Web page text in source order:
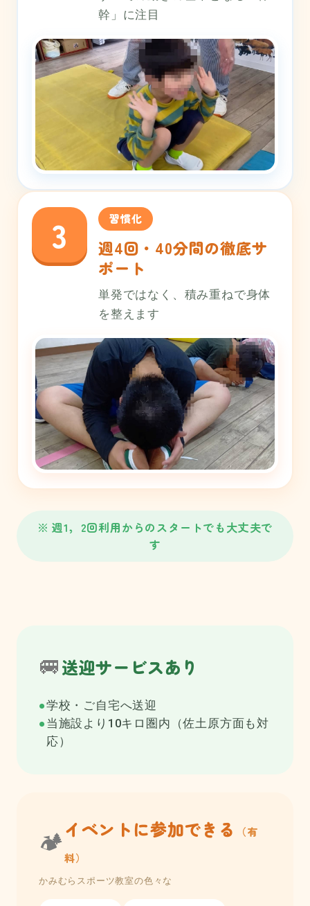
幹」に注目
3 習慣化
週4回・40分間の徹底サ
ポート
単発ではなく、積み重ねで身体
を整えます
※ 週1，2回利用からのスタートでも大丈夫で
す
🚐送迎サービスあり
●学校・ご自宅へ送迎
● 当施設より10キロ圏内（佐土原方面も対
応）
🏕️イベントに参加できる
（有
料）
かみむらスポーツ教室の色々な